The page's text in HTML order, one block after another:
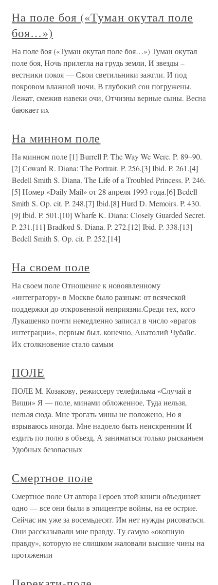
На поле боя («Туман окутал поле
боя…»)
На поле боя («Туман окутал поле боя…») Туман окутал
поле боя, Ночь прилегла на грудь земли, И звезды –
вестники покоя — Свои светильники зажгли. И под
покровом влажной ночи, В глубокий сон погружены,
Лежат, смежив навеки очи, Отчизны верные сыны. Весна
баюкает их
На минном поле
На минном поле [1] Burrell P. The Way We Were. P. 89–90.
[2] Coward R. Diana: The Portrait. P. 256.[3] Ibid. P. 261.[4]
Bedell Smith S. Diana. The Life of a Troubled Princess. P. 246.
[5] Номер «Daily Mail» от 28 апреля 1993 года.[6] Bedell
Smith S. Op. cit. P. 248.[7] Ibid.[8] Hurd D. Memoirs. P. 430.
[9] Ibid. P. 501.[10] Wharfe K. Diana: Closely Guarded Secret.
P. 231.[11] Bradford S. Diana. P. 272.[12] Ibid. P. 338.[13]
Bedell Smith S. Op. cit. P. 252.[14]
На своем поле
На своем поле Отношение к новоявленному
«интегратору» в Москве было разным: от всяческой
поддержки до откровенной неприязни.Среди тех, кого
Лукашенко почти немедленно записал в число «врагов
интеграции», первым был, конечно, Анатолий Чубайс.
Их столкновение стало самым
ПОЛЕ
ПОЛЕ М. Козакову, режиссеру телефильма «Случай в
Виши» Я — поле, минами обложенное, Туда нельзя,
нельзя сюда. Мне трогать мины не положено, Но я
взрываюсь иногда. Мне надоело быть неискренним И
ездить по полю в объезд, А заниматься только рысканьем
Удобных безопасных
Смертное поле
Смертное поле От автора Героев этой книги объединяет
одно — все они были в эпицентре войны, на ее острие.
Сейчас им уже за восемьдесят. Им нет нужды рисоваться.
Они рассказывали мне правду. Ту самую «окопную
правду», которую не слишком жаловали высшие чины на
протяжении